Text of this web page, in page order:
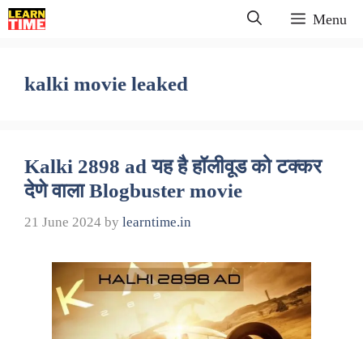
Skip
to
Menu
kalki movie leaked
Kalki 2898 ad यह है हॉलीवूड को टक्कर
देणे वाला Blogbuster movie
21 June 2024 by learntime.in